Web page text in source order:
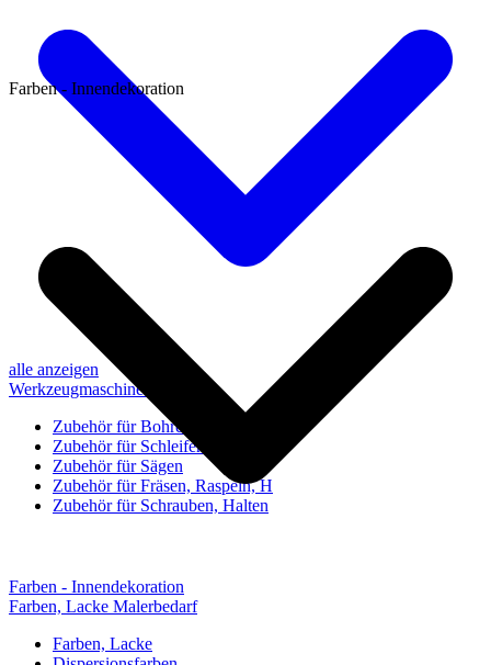
alle anzeigen
Werkzeugmaschinen-Zubehör
Zubehör für Bohren, Bohrhilfen
Zubehör für Schleifen, Poliere
Zubehör für Sägen
Zubehör für Fräsen, Raspeln, H
Zubehör für Schrauben, Halten
Farben - Innendekoration
Farben - Innendekoration
Farben, Lacke Malerbedarf
Farben, Lacke